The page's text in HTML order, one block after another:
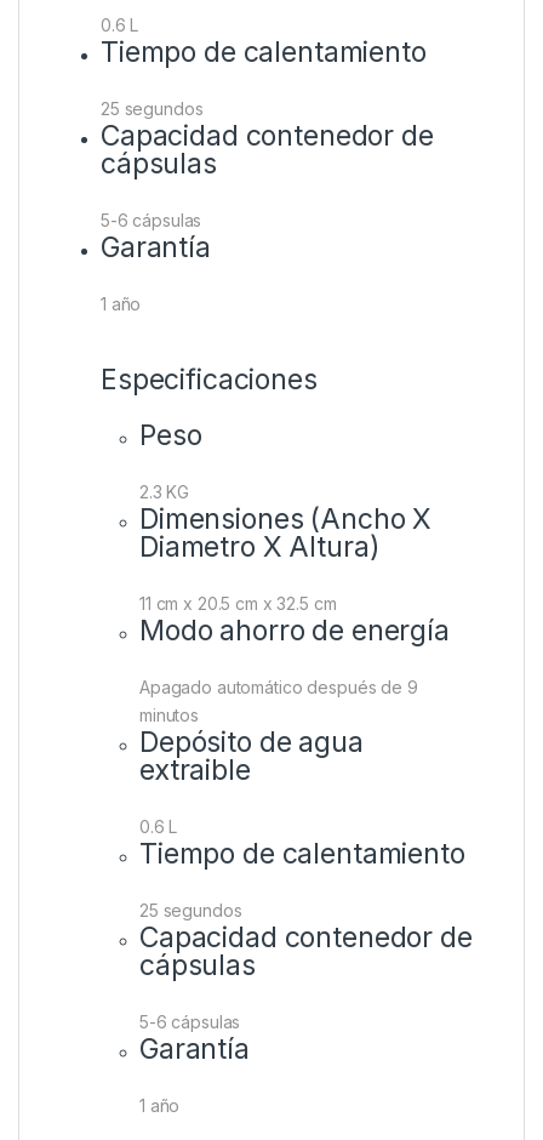
0.6 L
Tiempo de calentamiento
25 segundos
Capacidad contenedor de
cápsulas
5-6 cápsulas
Garantía
1 año
Especificaciones
Peso
2.3 KG
Dimensiones (Ancho X
Diametro X Altura)
11 cm x 20.5 cm x 32.5 cm
Modo ahorro de energía
Apagado automático después de 9
minutos
Depósito de agua
extraible
0.6 L
Tiempo de calentamiento
25 segundos
Capacidad contenedor de
cápsulas
5-6 cápsulas
Garantía
1 año